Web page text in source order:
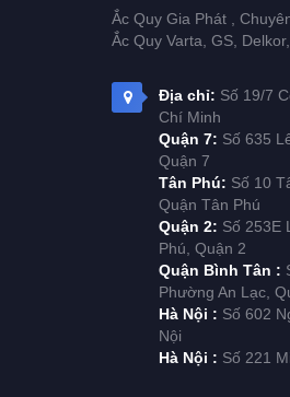
Ắc Quy Gia Phát ,
Ắc Quy Varta, GS,
Địa chỉ: Số 19/7
Chí Minh
Quận 7: Số 635
Quận 7
Tân Phú: Số 10
Quận Tân Phú
Quận 2: Số 253E
Phú, Quận 2
Quận Bình Tân :
Phường An Lạc,
Hà Nội : Số 602
Nội
Hà Nội : Số 221